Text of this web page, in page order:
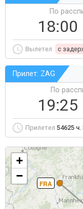
По
18:00
Вылетел c
Прилет: ZAG
По
19:25
Прилетел 54625
FRA
+
−